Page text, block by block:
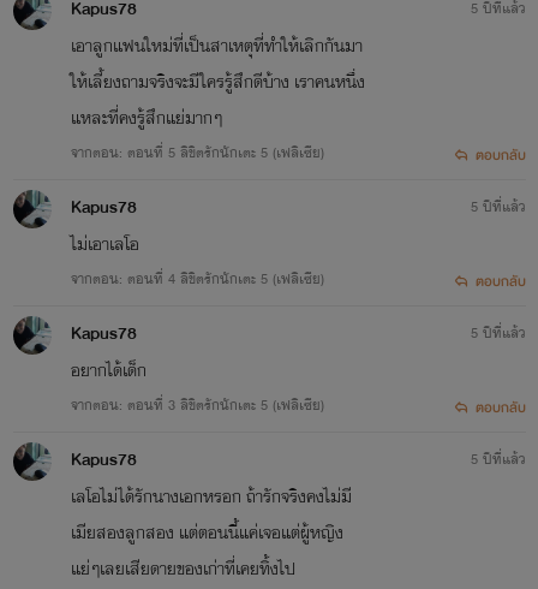
Kapus78
เอาลูกแฟนใหม่ที่เป็นสาเหตุที่ทำให้เลิกกันมา
ให้เลี้ยงถามจริงจะมีใครรู้สึกดีบ้าง เราคนหนึ่ง
แหละที่คงรู้สึกแย่มากๆ
จากตอน: ตอนที่ 5 ลิขิตรักนักเตะ 5 (เฟลิเซีย)
5 ปีที่แล้ว
ตอบกลับ
Kapus78
ไม่เอาเลโอ
จากตอน: ตอนที่ 4 ลิขิตรักนักเตะ 5 (เฟลิเซีย)
5 ปีที่แล้ว
ตอบกลับ
Kapus78
อยากได้เด็ก
จากตอน: ตอนที่ 3 ลิขิตรักนักเตะ 5 (เฟลิเซีย)
5 ปีที่แล้ว
ตอบกลับ
Kapus78
เลโอไม่ได้รักนางเอกหรอก ถ้ารักจริงคงไม่มี
เมียสองลูกสอง แต่ตอนนี้แค่เจอแต่ผู้หญิง
แย่ๆเลยเสียดายของเก่าที่เคยทิ้งไป
5 ปีที่แล้ว